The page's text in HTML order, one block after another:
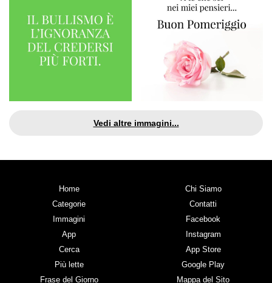
Vedi altre immagini...
Home
Categorie
Immagini
App
Cerca
Più lette
Frase del Giorno
Chi Siamo
Contatti
Facebook
Instagram
App Store
Google Play
Mappa del Sito